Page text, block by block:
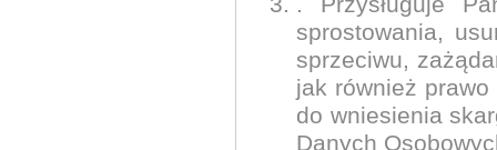
sprostowania,
sprzeciwu,
jak również
do wniesienia
Danych